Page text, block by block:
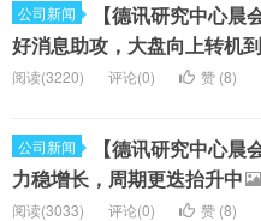
公司新闻
【德讯研究中心晨
好消息助攻，大盘向上转机
阅读(3220)
评论(0) 赞 (8)
公司新闻
【德讯研究中心晨
力稳增长，周期更迭抬升中
阅读(3033)
评论(0) 赞 (8)